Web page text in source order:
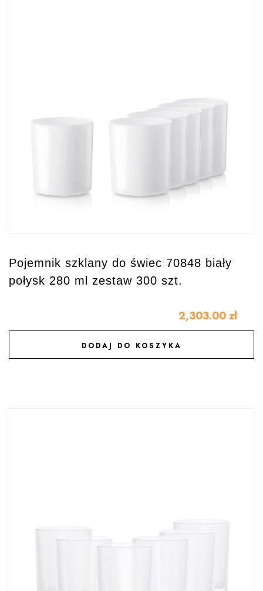
Pojemnik szklany do świec 70848 biały
połysk 280 ml zestaw 300 szt.
2,303.00 zł
DODAJ DO KOSZYKA
DODAJ DO ULUBIONYCH